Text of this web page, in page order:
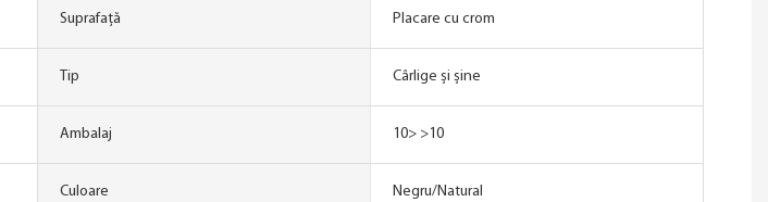
Suprafaţă Placare cu crom
Tip Cârlige și șine
Ambalaj 10> >10
Culoare Negru/Natural